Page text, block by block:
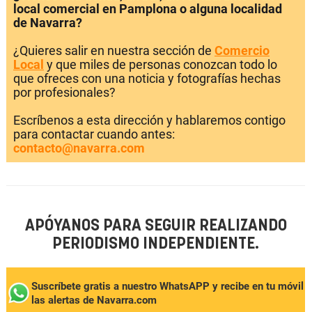
local comercial en Pamplona o alguna localidad
de Navarra?
¿Quieres salir en nuestra sección de Comercio
Local y que miles de personas conozcan todo lo
que ofreces con una noticia y fotografías hechas
por profesionales?
Escríbenos a esta dirección y hablaremos contigo
para contactar cuando antes:
contacto@navarra.com
APÓYANOS PARA SEGUIR REALIZANDO
PERIODISMO INDEPENDIENTE.
Suscríbete gratis a nuestro WhatsAPP y recibe en tu móvil
las alertas de Navarra.com